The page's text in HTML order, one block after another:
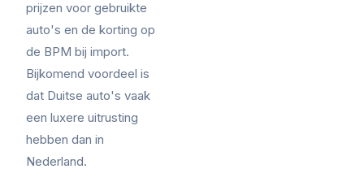
prijzen voor gebruikte
auto's en de korting op
de BPM bij import.
Bijkomend voordeel is
dat Duitse auto's vaak
een luxere uitrusting
hebben dan in
Nederland.